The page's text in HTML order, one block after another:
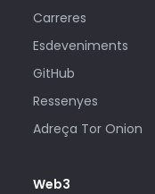
Carreres
Esdeveniments
GitHub
Ressenyes
Adreça Tor Onion
Web3